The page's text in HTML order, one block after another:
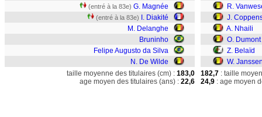
(entré à la 83e) G. Magnée
(entré à la 83e)
I. Diakité
M. Delanghe
Bruninho
Felipe Augusto da Silva
N. De Wilde
R.
J.
A. Nhaili
O. Dumont
Z. Belaïd
W.
taille moyenne des titulaires (cm) : 183,0
age moyen des titulaires (ans) : 22,6
182,7 : taille
24,9 : age moyen